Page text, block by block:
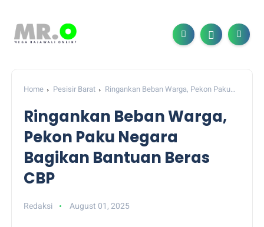
Home Pesisir Barat
Ringankan Beban Warga, Pekon Paku
Ringankan Beban Warga,
Pekon Paku Negara
Bagikan Bantuan Beras
CBP
Redaksi August 01, 2025